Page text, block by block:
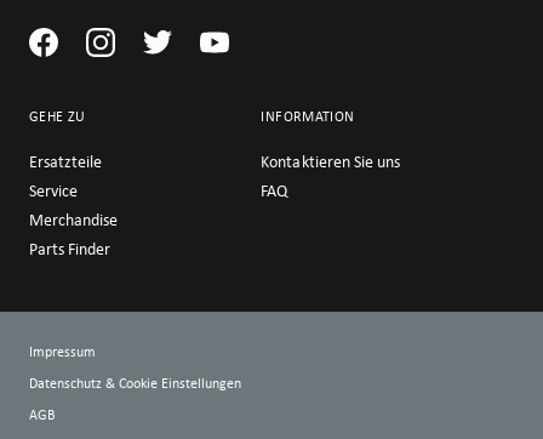
GEHE ZU
Ersatzteile
Service
Merchandise
Parts Finder
INFORMATION
Kontaktieren Sie uns
FAQ
Impressum
Datenschutz & Cookie Einstellungen
AGB